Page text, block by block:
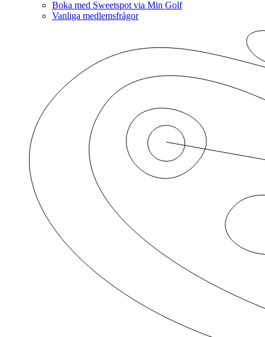
Boka med Sweetspot via Min Golf
Vanliga medlemsfrågor